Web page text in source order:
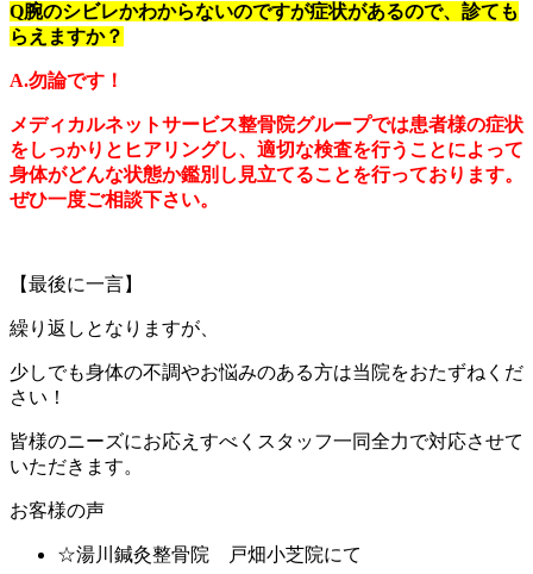
Q腕のシビレかわからないのですが症状があるので、診ても
らえますか？
A.勿論です！
メディカルネットサービス整骨院グループでは患者様の症状
をしっかりとヒアリングし、適切な検査を行うことによって
身体がどんな状態か鑑別し見立てることを行っております。
ぜひ一度ご相談下さい。
【最後に一言】
繰り返しとなりますが、
少しでも身体の不調やお悩みのある方は当院をおたずねくだ
さい！
皆様のニーズにお応えすべくスタッフ一同全力で対応させて
いただきます。
お客様の声
☆湯川鍼灸整骨院 戸畑小芝院にて